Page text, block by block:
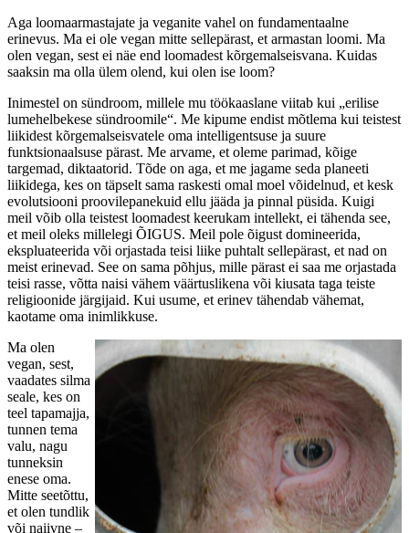
Aga loomaarmastajate ja veganite vahel on fundamentaalne
erinevus. Ma ei ole vegan mitte sellepärast, et armastan loomi. Ma
olen vegan, sest ei näe end loomadest kõrgemalseisvana. Kuidas
saaksin ma olla ülem olend, kui olen ise loom?
Inimestel on sündroom, millele mu töökaaslane viitab kui „erilise
lumehelbekese sündroomile“. Me kipume endist mõtlema kui teistest
liikidest kõrgemalseisvatele oma intelligentsuse ja suure
funktsionaalsuse pärast. Me arvame, et oleme parimad, kõige
targemad, diktaatorid. Tõde on aga, et me jagame seda planeeti
liikidega, kes on täpselt sama raskesti omal moel võidelnud, et kesk
evolutsiooni proovilepanekuid ellu jääda ja pinnal püsida. Kuigi
meil võib olla teistest loomadest keerukam intellekt, ei tähenda see,
et meil oleks millelegi ÕIGUS. Meil pole õigust domineerida,
ekspluateerida või orjastada teisi liike puhtalt sellepärast, et nad on
meist erinevad. See on sama põhjus, mille pärast ei saa me orjastada
teisi rasse, võtta naisi vähem väärtuslikena või kiusata taga teiste
religioonide järgijaid. Kui usume, et erinev tähendab vähemat,
kaotame oma inimlikkuse.
Ma olen
vegan, sest,
vaadates silma
seale, kes on
teel tapamajja,
tunnen tema
valu, nagu
tunneksin
enese oma.
Mitte seetõttu,
et olen tundlik
või naiivne –